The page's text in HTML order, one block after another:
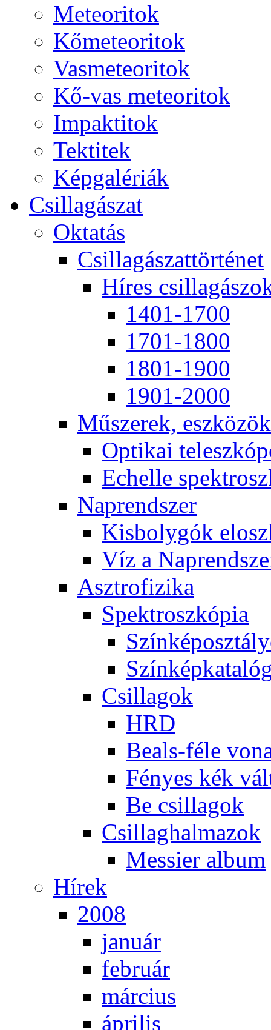
Me­te­o­ri­tok
Kő­me­te­o­ri­tok
Vas­me­te­o­ri­tok
Kő-vas me­te­o­ri­tok
Imp­ak­ti­tok
Tek­ti­tek
Kép­ga­lé­ri­ák
Csil­la­gá­szat
Ok­ta­tás
Csil­la­gá­szat­tör­té­net
Hí­res
1401-1700
1701-1800
1801-1900
1901-2000
Mű­sze­rek, esz­kö­zök
Op­ti­kai
Echel­le
Nap­rend­szer
Kis­boly­gók
Víz a
Aszt­ro­fi­zi­ka
Spekt­rosz­kó­pia
Csil­la­gok
HRD
Be­als-fé­le
Fé­nyes kék
Be csil­la­gok
Csil­lag­hal­ma­zok
Mes­si­er al­bum
Hí­rek
2008
ja­nu­ár
feb­ru­ár
már­ci­us
áp­ri­lis